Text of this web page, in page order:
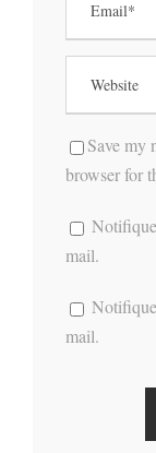
Save my
browser for
mail.
mail.